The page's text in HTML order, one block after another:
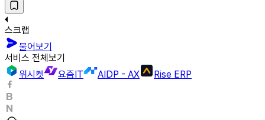
스크랩
물어보기
서비스 전체보기
위시켓
요즘IT AIDP - AX Rise ERP